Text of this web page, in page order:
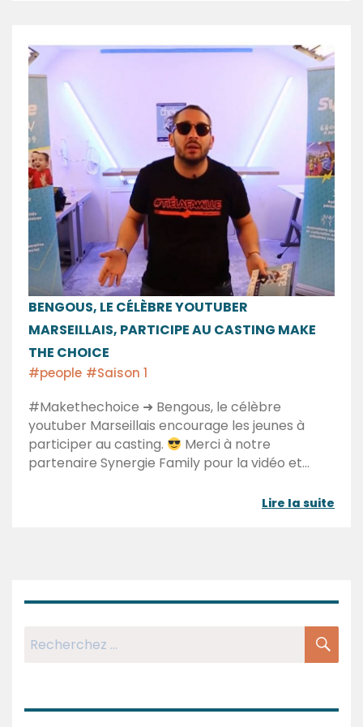
BENGOUS, LE CÉLÈBRE YOUTUBER
MARSEILLAIS, PARTICIPE AU CASTING MAKE
THE CHOICE
#people #Saison 1
#Makethechoice ➜ Bengous, le célèbre
youtuber Marseillais encourage les jeunes à
participer au casting.
Merci à notre
partenaire Synergie Family pour la vidéo et…
Lire la suite